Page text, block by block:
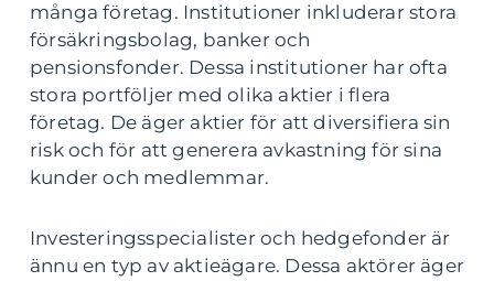
många företag. Institutioner inkluderar stora
försäkringsbolag, banker och
pensionsfonder. Dessa institutioner har ofta
stora portföljer med olika aktier i flera
företag. De äger aktier för att diversifiera sin
risk och för att generera avkastning för sina
kunder och medlemmar.
Investeringsspecialister och hedgefonder är
ännu en typ av aktieägare. Dessa aktörer äger